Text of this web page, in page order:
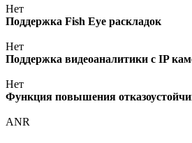
Нет
Поддержка Fish Eye раскладок
Нет
Поддержка видеоаналитики с IP
Нет
Функция повышения
ANR